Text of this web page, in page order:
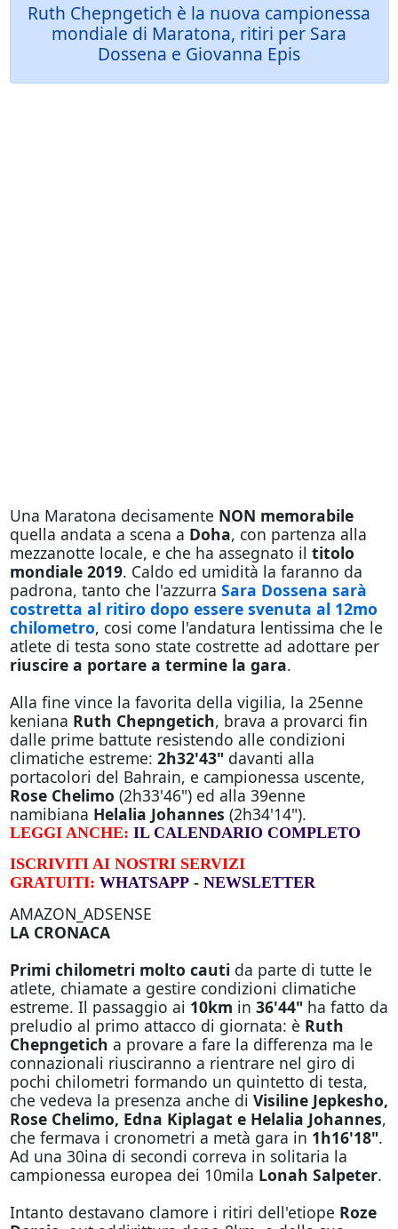
Ruth Chepngetich è la nuova campionessa
mondiale di Maratona, ritiri per Sara
Dossena e Giovanna Epis
Una Maratona decisamente NON memorabile
quella andata a scena a Doha, con partenza alla
mezzanotte locale, e che ha assegnato il titolo
mondiale 2019. Caldo ed umidità la faranno da
padrona, tanto che l'azzurra Sara Dossena sarà
costretta al ritiro dopo essere svenuta al 12mo
chilometro, cosi come l'andatura lentissima che le
atlete di testa sono state costrette ad adottare per
riuscire a portare a termine la gara.
Alla fine vince la favorita della vigilia, la 25enne
keniana Ruth Chepngetich, brava a provarci fin
dalle prime battute resistendo alle condizioni
climatiche estreme: 2h32'43" davanti alla
portacolori del Bahrain, e campionessa uscente,
Rose Chelimo (2h33'46") ed alla 39enne
namibiana Helalia Johannes (2h34'14").
LEGGI ANCHE: IL CALENDARIO COMPLETO
ISCRIVITI AI NOSTRI SERVIZI
GRATUITI: WHATSAPP- NEWSLETTER
AMAZON_ADSENSE
LA CRONACA
Primi chilometri molto cauti da parte di tutte le
atlete, chiamate a gestire condizioni climatiche
estreme. Il passaggio ai 10km in 36'44" ha fatto da
preludio al primo attacco di giornata: è Ruth
Chepngetich a provare a fare la differenza ma le
connazionali riusciranno a rientrare nel giro di
pochi chilometri formando un quintetto di testa,
che vedeva la presenza anche di Visiline Jepkesho,
Rose Chelimo, Edna Kiplagat e Helalia Johannes,
che fermava i cronometri a metà gara in 1h16'18".
Ad una 30ina di secondi correva in solitaria la
campionessa europea dei 10mila Lonah Salpeter.
Intanto destavano clamore i ritiri dell'etiope Roze